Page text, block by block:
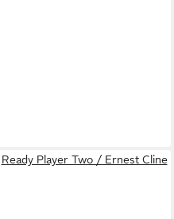
Ready Player Two / Ernest Cline